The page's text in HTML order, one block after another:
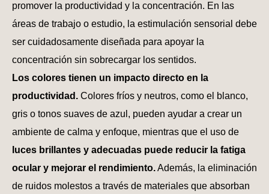
promover la productividad y la concentración. En las
áreas de trabajo o estudio, la estimulación sensorial debe
ser cuidadosamente diseñada para apoyar la
concentración sin sobrecargar los sentidos.
Los colores tienen un impacto directo en la
productividad. Colores fríos y neutros, como el blanco,
gris o tonos suaves de azul, pueden ayudar a crear un
ambiente de calma y enfoque, mientras que el uso de
luces brillantes y adecuadas puede reducir la fatiga
ocular y mejorar el rendimiento.Además, la eliminación
de ruidos molestos a través de materiales que absorban